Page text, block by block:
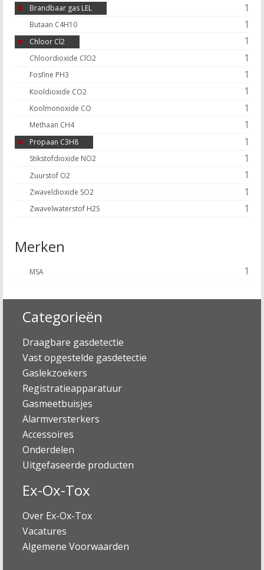
Brandbaar gas LEL 1
Butaan C4H10 1
Chloor Cl2 1
Chloordioxide ClO2 1
Fosfine PH3 1
Kooldioxide CO2 1
Koolmonoxide CO 1
Methaan CH4 1
Propaan C3H8 1
Stikstofdioxide NO2 1
Zuurstof O2 1
Zwaveldioxide SO2 1
Zwavelwaterstof H2S 1
Merken
MSA 1
Categorieën
Draagbare gasdetectie
Vast opgestelde gasdetectie
Gaslekzoekers
Registratieapparatuur
Gasmeetbuisjes
Alarmversterkers
Accessoires
Onderdelen
Uitgefaseerde producten
Ex-Ox-Tox
Over Ex-Ox-Tox
Vacatures
Algemene Voorwaarden